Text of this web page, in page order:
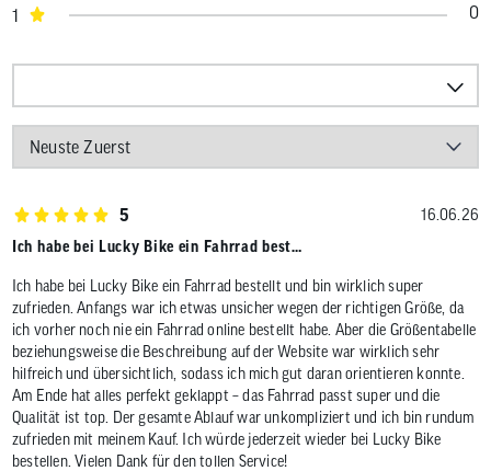
1 0
5
16.06.26
Ich habe bei Lucky Bike ein Fahrrad best…
Ich habe bei Lucky Bike ein Fahrrad bestellt und bin wirklich super
zufrieden. Anfangs war ich etwas unsicher wegen der richtigen Größe, da
ich vorher noch nie ein Fahrrad online bestellt habe. Aber die Größentabelle
beziehungsweise die Beschreibung auf der Website war wirklich sehr
hilfreich und übersichtlich, sodass ich mich gut daran orientieren konnte.
Am Ende hat alles perfekt geklappt – das Fahrrad passt super und die
Qualität ist top. Der gesamte Ablauf war unkompliziert und ich bin rundum
zufrieden mit meinem Kauf. Ich würde jederzeit wieder bei Lucky Bike
bestellen. Vielen Dank für den tollen Service!